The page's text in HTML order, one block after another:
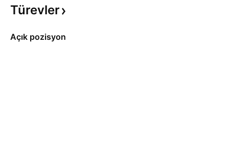
Türevler
Açık pozisyon